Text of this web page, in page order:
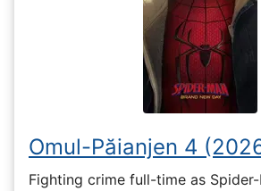
Omul-Păianjen 4
Fighting crime full-time as